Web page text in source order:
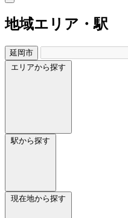
地域エリア・駅
延岡市
エリアから探す
駅から探す
現在地から探す